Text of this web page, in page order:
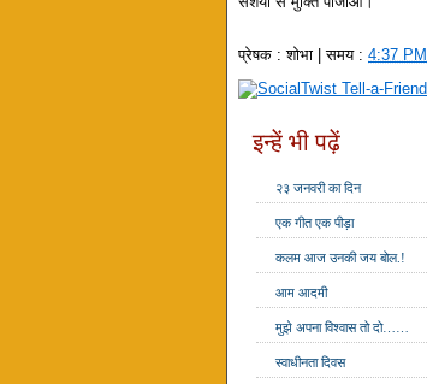
प्रेषक :शोभा | समय :4:37 PM
इन्हें भी पढ़ें
२३ जनवरी का दिन
एक गीत एक पीड़ा
कलम आज उनकी जय बोल.!
आम आदमी
मुझे अपना विश्वास तो दो……
स्वाधीनता दिवस